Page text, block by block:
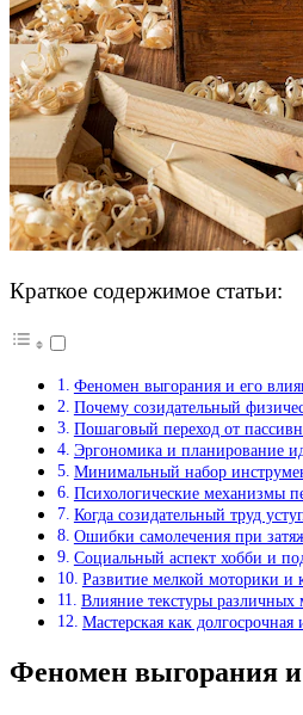
Краткое содержимое статьи:
Феномен выгорания и его
Почему созидательный
Пошаговый переход от
Эргономика и планирование
Минимальный набор
Психологические механизмы
Когда созидательный труд
Ошибки самолечения при
Социальный аспект хобби и
Развитие мелкой моторики и
Влияние текстуры
Мастерская как
Феномен выгорания и